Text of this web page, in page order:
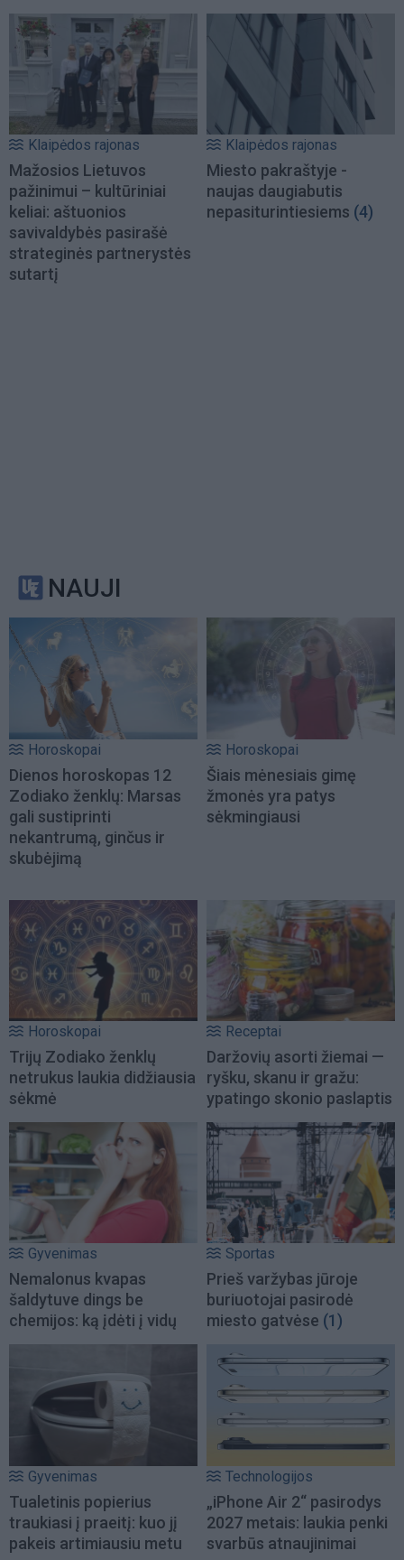
Klaipėdos rajonas
Mažosios Lietuvos
pažinimui – kultūriniai
keliai: aštuonios
savivaldybės pasirašė
strateginės partnerystės
sutartį
Klaipėdos rajonas
Miesto pakraštyje -
naujas daugiabutis
nepasiturintiesiems (4)
NAUJI
Horoskopai
Dienos horoskopas 12
Zodiako ženklų: Marsas
gali sustiprinti
nekantrumą, ginčus ir
skubėjimą
Horoskopai
Šiais mėnesiais gimę
žmonės yra patys
sėkmingiausi
Horoskopai
Trijų Zodiako ženklų
netrukus laukia didžiausia
sėkmė
Receptai
Daržovių asorti žiemai —
ryšku, skanu ir gražu:
ypatingo skonio paslaptis
Gyvenimas
Nemalonus kvapas
šaldytuve dings be
chemijos: ką įdėti į vidų
Sportas
Prieš varžybas jūroje
buriuotojai pasirodė
miesto gatvėse (1)
Gyvenimas
Tualetinis popierius
traukiasi į praeitį: kuo jį
pakeis artimiausiu metu
Technologijos
„iPhone Air 2“ pasirodys
2027 metais: laukia penki
svarbūs atnaujinimai